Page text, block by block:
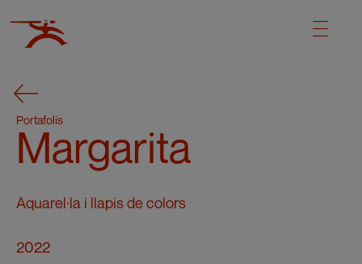
Portafolis
Margarita
Aquarel·la i llapis de colors
2022